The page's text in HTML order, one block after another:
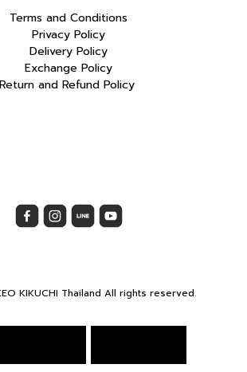
Terms and Conditions
Privacy Policy
Delivery Policy
Exchange Policy
Return and Refund Policy
KIKUCHI Thailand All rights reserved.